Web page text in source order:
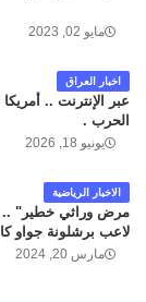
مايو 02, 2023
اخبار العراق
عبر الإنترنت ..
الحرب .
يونيو 18, 2026
الاخبار الرياضية
مرض وراثي خطير" ..
لاعب برشلونة جواو
مارس 20, 2024